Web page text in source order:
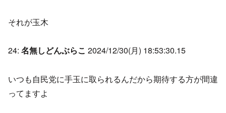
それが玉木
24: 名無しどんぶらこ 2024/12/30(月) 18:53:30.15
いつも自民党に手玉に取られるんだから期待する方が間違
ってますよ